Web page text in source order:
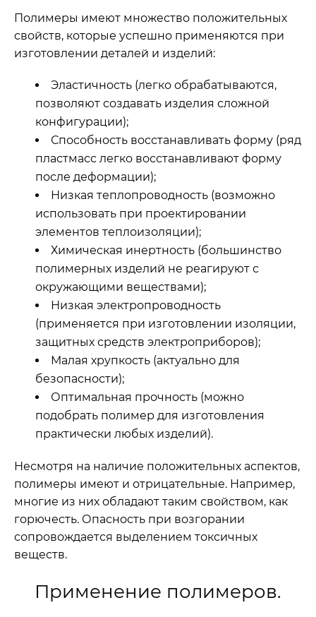
Полимеры имеют множество положительных
свойств, которые успешно применяются при
изготовлении деталей и изделий:
Эластичность (легко обрабатываются,
позволяют создавать изделия сложной
конфигурации);
Способность восстанавливать форму (ряд
пластмасс легко восстанавливают форму
после деформации);
Низкая теплопроводность (возможно
использовать при проектировании
элементов теплоизоляции);
Химическая инертность (большинство
полимерных изделий не реагируют с
окружающими веществами);
Низкая электропроводность
(применяется при изготовлении изоляции,
защитных средств электроприборов);
Малая хрупкость (актуально для
безопасности);
Оптимальная прочность (можно
подобрать полимер для изготовления
практически любых изделий).
Несмотря на наличие положительных аспектов,
полимеры имеют и отрицательные. Например,
многие из них обладают таким свойством, как
горючесть. Опасность при возгорании
сопровождается выделением токсичных
веществ.
Применение полимеров.